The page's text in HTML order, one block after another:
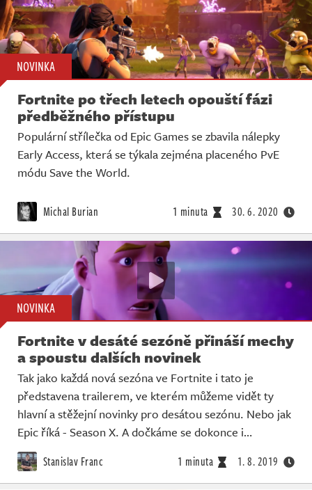
NOVINKA
Fortnite po třech letech opouští fázi
předběžného přístupu
Populární střílečka od Epic Games se zbavila nálepky
Early Access, která se týkala zejména placeného PvE
módu Save the World.
Michal Burian 1 minuta 30. 6. 2020
NOVINKA
Fortnite v desáté sezóně přináší mechy
a spoustu dalších novinek
Tak jako každá nová sezóna ve Fortnite i tato je
představena trailerem, ve kterém můžeme vidět ty
hlavní a stěžejní novinky pro desátou sezónu. Nebo jak
Epic říká - Season X. A dočkáme se dokonce i…
Stanislav Franc 1 minuta 1. 8. 2019